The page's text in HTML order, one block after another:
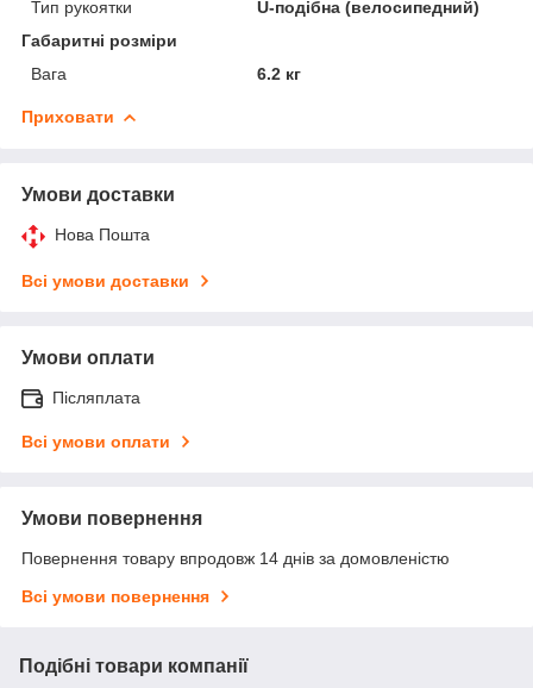
Тип рукоятки
U-подібна (велосипедний)
Габаритні розміри
Вага
6.2 кг
Приховати
Умови доставки
Нова Пошта
Всі умови доставки
Умови оплати
Післяплата
Всі умови оплати
Умови повернення
Повернення товару впродовж 14 днів за домовленістю
Всі умови повернення
Подібні товари компанії